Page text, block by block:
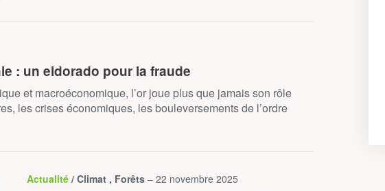
: un eldorado pour la fraude
et macroéconomique, l’or joue plus que jamais son rôle
les crises économiques, les bouleversements de l’ordre
Actualité / Climat , Forêts – 22 novembre 2025